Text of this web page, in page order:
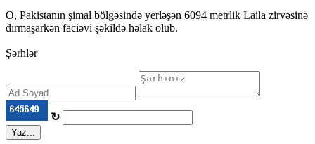
O, Pakistanın şimal bölgəsində yerləşən 6094 metrlik Laila zirvəsinə
dırmaşarkən faciəvi şəkildə həlak olub.
Şərhlər
↻
Yaz...